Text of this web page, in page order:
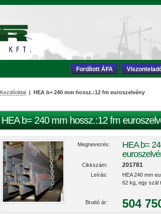
Fordított ÁFA
Kezdőoldal | HEA b= 240 mm hossz.:12 fm euroszelvény
HEA b= 240 mm hossz.:12 fm
Megnevezés:
HEA b=
Cikkszám: 201781
Leírás:
HEA 240 mm
62 kg, egy szál
Bruttó ár: 504